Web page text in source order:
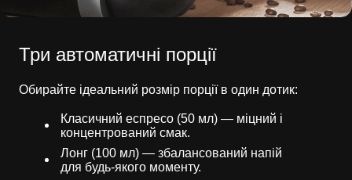
Три автоматичні порції
Обирайте ідеальний розмір порції в один дотик:
Класичний еспресо (50 мл) — міцний і
концентрований смак.
Лонг (100 мл) — збалансований напій
для будь-якого моменту.